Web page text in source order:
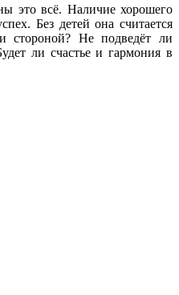
это всё. Наличие хорошего
Без детей она считается
стороной? Не подведёт ли
ли счастье и гармония в